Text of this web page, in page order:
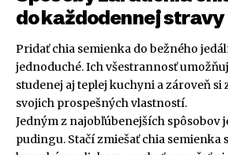
do každodennej stravy
Pridať chia semienka do bežného
jednoduché. Ich všestrannosť
studenej aj teplej kuchyni a zároveň si
svojich prospešných vlastností.
Jedným z najobľúbenejších spôsobov
pudingu. Stačí zmiešať chia semienka